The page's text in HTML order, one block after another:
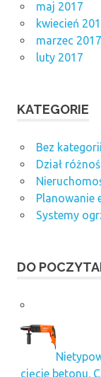
maj 2017
kwiecień
marzec 2017
luty 2017
KATEGORIE
Bez kategorii
Dział
Planowanie
Systemy
DO
cięcie betonu.